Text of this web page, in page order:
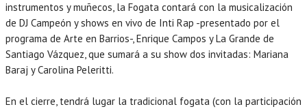
instrumentos y muñecos, la Fogata contará con la musicalización
de DJ Campeón y shows en vivo de Inti Rap -presentado por el
programa de Arte en Barrios-, Enrique Campos y La Grande de
Santiago Vázquez, que sumará a su show dos invitadas: Mariana
Baraj y Carolina Peleritti.
En el cierre, tendrá lugar la tradicional fogata (con la participación